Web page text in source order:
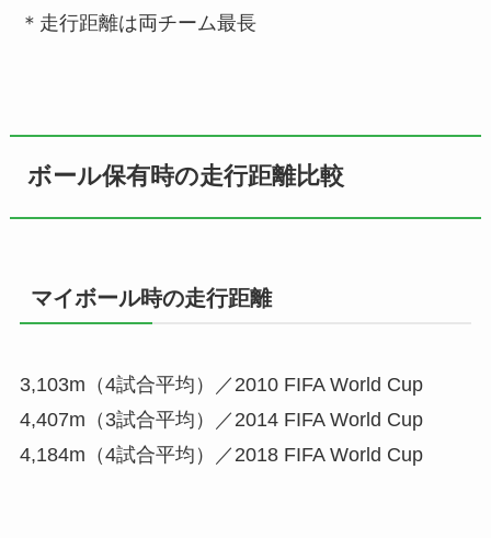
＊走行距離は両チーム最長
ボール保有時の走行距離比較
マイボール時の走行距離
3,103m（4試合平均）／2010 FIFA World Cup
4,407m（3試合平均）／2014 FIFA World Cup
4,184m（4試合平均）／2018 FIFA World Cup